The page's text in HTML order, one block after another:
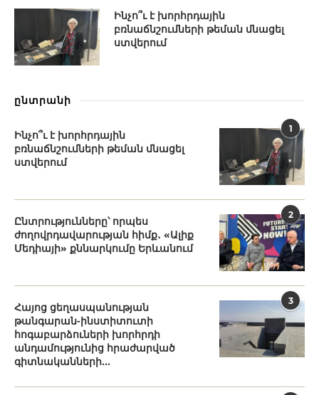
Ինչո՞ւ է խորհրդային
բռնաճնշումների թեման մնացել
ստվերում
ընտրանի
1
Ինչո՞ւ է խորհրդային
բռնաճնշումների թեման մնացել
ստվերում
2
Ընտրությունները՝ որպես
ժողովրդավարության հիմք․ «Ալիք
Մեդիայի» քննարկումը Երևանում
3
Հայոց ցեղասպանության
թանգարան-ինստիտուտի
հոգաբարձուների խորհրդի
անդամությունից հրաժարված
գիտնականների...